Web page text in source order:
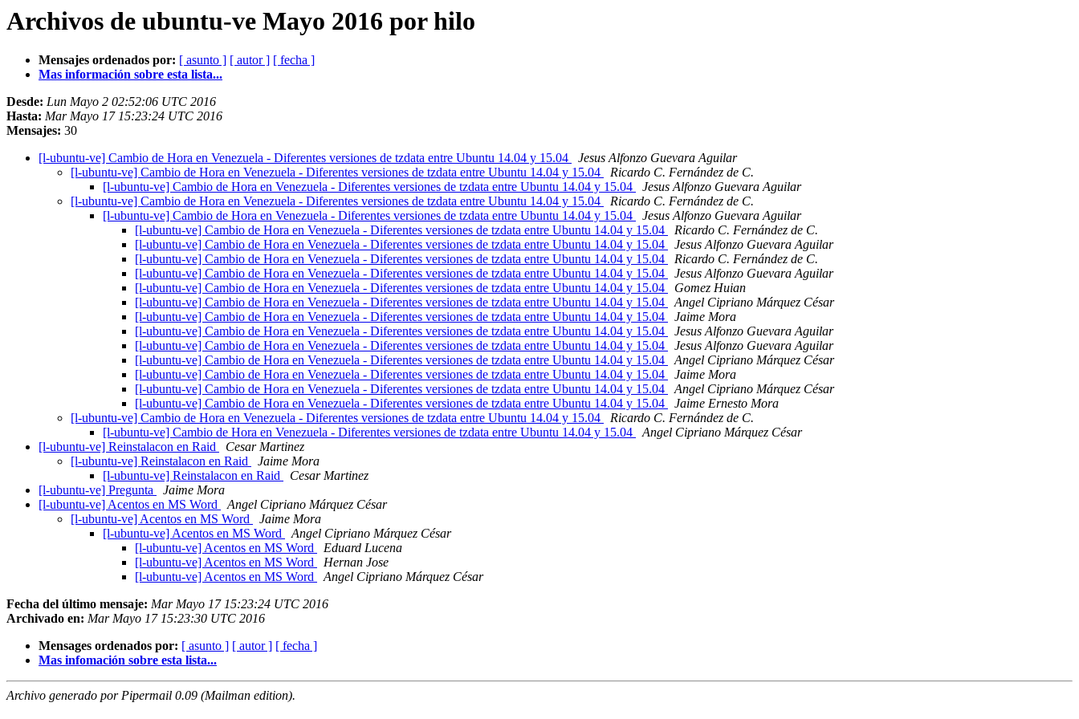
Archivos de ubuntu-ve Mayo 2016 por hilo
Mensajes ordenados por: [ asunto ] [ autor ] [ fecha ]
Mas información sobre esta lista...
Desde: Lun Mayo 2 02:52:06 UTC 2016
Hasta: Mar Mayo 17 15:23:24 UTC 2016
Mensajes: 30
[l-ubuntu-ve] Cambio de Hora en Venezuela - Diferentes versiones de tzdata entre Ubuntu 14.04 y 15.04
Jesus Alfonzo Guevara Aguilar
[l-ubuntu-ve] Cambio de Hora en Venezuela - Diferentes versiones de tzdata entre Ubuntu 14.04 y 15.04
Ricardo C. Fernández de C.
[l-ubuntu-ve] Cambio de Hora en Venezuela - Diferentes versiones de tzdata entre Ubuntu 14.04 y 15.04
Jesus Alfonzo Guevara Aguilar
[l-ubuntu-ve] Cambio de Hora en Venezuela - Diferentes versiones de tzdata entre Ubuntu 14.04 y 15.04
Ricardo C. Fernández de C.
[l-ubuntu-ve] Cambio de Hora en Venezuela - Diferentes versiones de tzdata entre Ubuntu 14.04 y 15.04
Jesus Alfonzo Guevara Aguilar
[l-ubuntu-ve] Cambio de Hora en Venezuela - Diferentes versiones de tzdata entre Ubuntu 14.04 y 15.04
Ricardo C. Fernández de C.
[l-ubuntu-ve] Cambio de Hora en Venezuela - Diferentes versiones de tzdata entre Ubuntu 14.04 y 15.04
Jesus Alfonzo Guevara Aguilar
[l-ubuntu-ve] Cambio de Hora en Venezuela - Diferentes versiones de tzdata entre Ubuntu 14.04 y 15.04
Ricardo C. Fernández de C.
[l-ubuntu-ve] Cambio de Hora en Venezuela - Diferentes versiones de tzdata entre Ubuntu 14.04 y 15.04
Jesus Alfonzo Guevara Aguilar
[l-ubuntu-ve] Cambio de Hora en Venezuela - Diferentes versiones de tzdata entre Ubuntu 14.04 y 15.04
Gomez Huian
[l-ubuntu-ve] Cambio de Hora en Venezuela - Diferentes versiones de tzdata entre Ubuntu 14.04 y 15.04
Angel Cipriano Márquez César
[l-ubuntu-ve] Cambio de Hora en Venezuela - Diferentes versiones de tzdata entre Ubuntu 14.04 y 15.04
Jaime Mora
[l-ubuntu-ve] Cambio de Hora en Venezuela - Diferentes versiones de tzdata entre Ubuntu 14.04 y 15.04
Jesus Alfonzo Guevara Aguilar
[l-ubuntu-ve] Cambio de Hora en Venezuela - Diferentes versiones de tzdata entre Ubuntu 14.04 y 15.04
Jesus Alfonzo Guevara Aguilar
[l-ubuntu-ve] Cambio de Hora en Venezuela - Diferentes versiones de tzdata entre Ubuntu 14.04 y 15.04
Angel Cipriano Márquez César
[l-ubuntu-ve] Cambio de Hora en Venezuela - Diferentes versiones de tzdata entre Ubuntu 14.04 y 15.04
Jaime Mora
[l-ubuntu-ve] Cambio de Hora en Venezuela - Diferentes versiones de tzdata entre Ubuntu 14.04 y 15.04
Angel Cipriano Márquez César
[l-ubuntu-ve] Cambio de Hora en Venezuela - Diferentes versiones de tzdata entre Ubuntu 14.04 y 15.04
Jaime Ernesto Mora
[l-ubuntu-ve] Cambio de Hora en Venezuela - Diferentes versiones de tzdata entre Ubuntu 14.04 y 15.04
Ricardo C. Fernández de C.
[l-ubuntu-ve] Cambio de Hora en Venezuela - Diferentes versiones de tzdata entre Ubuntu 14.04 y 15.04
Angel Cipriano Márquez César
[l-ubuntu-ve] Reinstalacon en Raid
Cesar Martinez
[l-ubuntu-ve] Reinstalacon en Raid
Jaime Mora
[l-ubuntu-ve] Reinstalacon en Raid
Cesar Martinez
[l-ubuntu-ve] Pregunta
Jaime Mora
[l-ubuntu-ve] Acentos en MS Word
Angel Cipriano Márquez César
[l-ubuntu-ve] Acentos en MS Word
Jaime Mora
[l-ubuntu-ve] Acentos en MS Word
Angel Cipriano Márquez César
[l-ubuntu-ve] Acentos en MS Word
Eduard Lucena
[l-ubuntu-ve] Acentos en MS Word
Hernan Jose
[l-ubuntu-ve] Acentos en MS Word
Angel Cipriano Márquez César
Fecha del último mensaje: Mar Mayo 17 15:23:24 UTC 2016
Archivado en: Mar Mayo 17 15:23:30 UTC 2016
Mensages ordenados por: [ asunto ] [ autor ] [ fecha ]
Mas infomación sobre esta lista...
Archivo generado por Pipermail 0.09 (Mailman edition).